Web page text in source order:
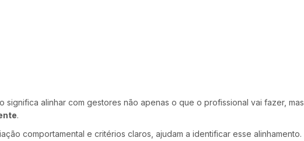
significa alinhar com gestores não apenas o que o profissional vai fazer, mas
.
comportamental e critérios claros, ajudam a identificar esse alinhamento.